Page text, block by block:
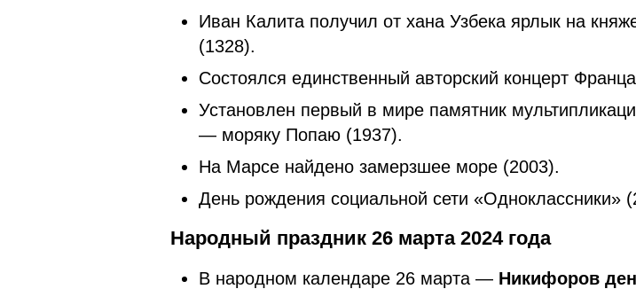
Иван Калита получил от хана Узбека ярлык на
(1328).
Состоялся единственный авторский концерт
Установлен первый в мире памятник
— моряку Попаю (1937).
На Марсе найдено замерзшее море (2003).
День рождения социальной сети «Одноклассники»
Народный праздник 26 марта 2024 года
В народном календаре 26 марта — Никифоров